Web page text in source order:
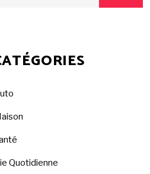
Quotidienne